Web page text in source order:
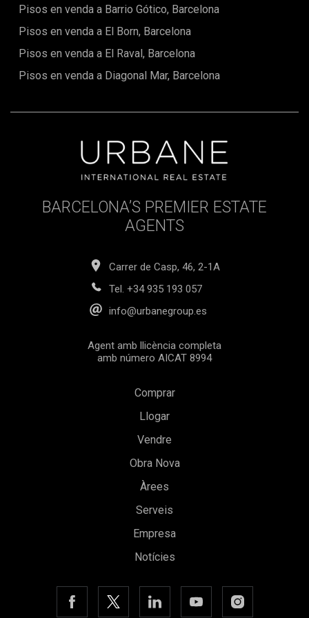
aquesta excepció immobiliària que complirà totes les teves
promoció que inclou cinc apartaments, amb preus que
varien de 520.000 a 580.000 euros, cadascun amb 2 o 3
habitacions. No dubtis a contactar-nos per a qualsevol
consulta o per organitzar una visita; estarem encantats
Pisos en venda a Barrio Gótico, Barcelona
Pisos en venda a El Born, Barcelona
Pisos en venda a El Raval, Barcelona
Pisos en venda a Diagonal Mar, Barcelona
BARCELONA’S PREMIER ESTATE
AGENTS
Carrer de Casp, 46, 2-1A
Tel. +34 935 193 057
info@urbanegroup.es
Agent amb llicència completa
amb número AICAT 8994
Comprar
Llogar
Vendre
Obra Nova
Àrees
Serveis
Empresa
Notícies
Guardar configuració Acceptar totes